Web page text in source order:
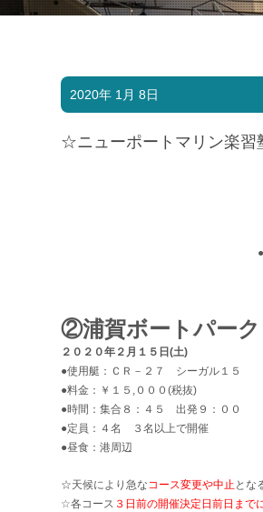
2020年 1月 8日
☆ニューポートマリン楽
②浦賀ボートパーク
２０２０年２月１５日(土)
●使用艇：ＣＲ－２７ シーガル１５
●料金：￥１５,０００(税抜)
●時間：集合８：４５ 出発９：００
●定員：４名 ３名以上で開催
●昼食：港周辺
☆天候により急なコース変更や中止 とな
☆各コース ３日前の開催決定日前日まで